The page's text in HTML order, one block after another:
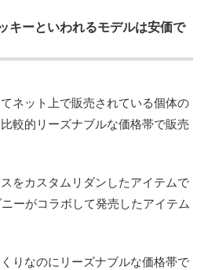
キーといわれるモデルは安価で
ネット上で販売されている個体の
較的リーズナブルな価格帯で販売
をカスタムリダンしたアイテムで
ーがコラボして発売したアイテム
りなのにリーズナブルな価格帯で